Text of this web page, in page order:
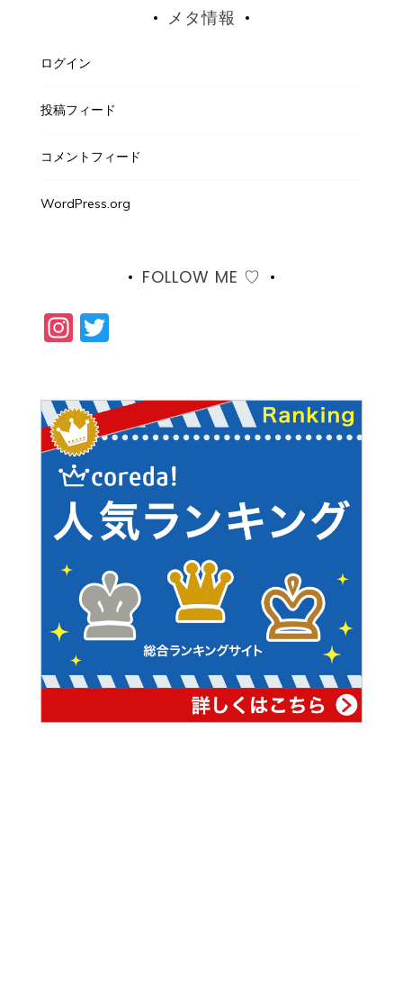
メタ情報
ログイン
投稿フィード
コメントフィード
WordPress.org
FOLLOW ME ♡
Instagram
Twitter